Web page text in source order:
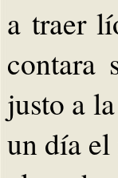
a traer
contara
justo a
un día